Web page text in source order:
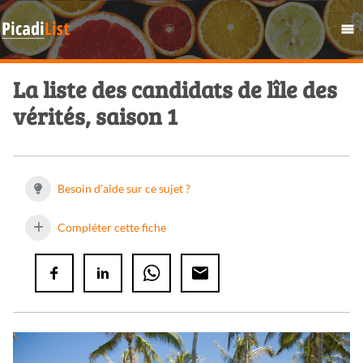
La liste des candidats de lîle des
vérités, saison 1
Besoin d'aide sur ce sujet ?
Compléter cette fiche